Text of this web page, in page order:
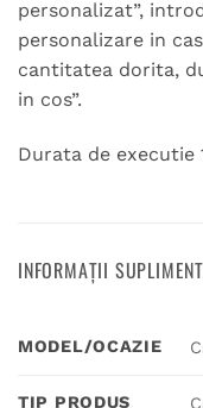
personalizat”,
personalizare in
cantitatea dorita,
in cos”.
Durata de executie
INFORMAȚII
MODEL/OCAZIE
TIP PRODUS